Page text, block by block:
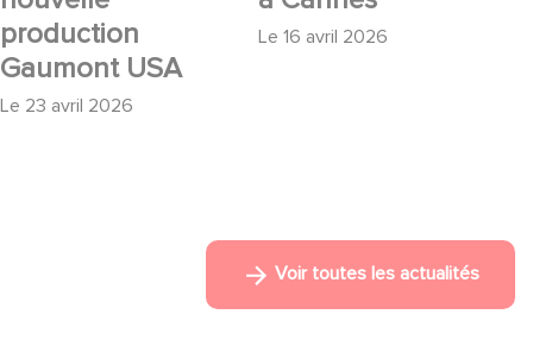
production
Gaumont USA
Le 23 avril 2026
Le 16 avril 2026
Voir toutes les actualités